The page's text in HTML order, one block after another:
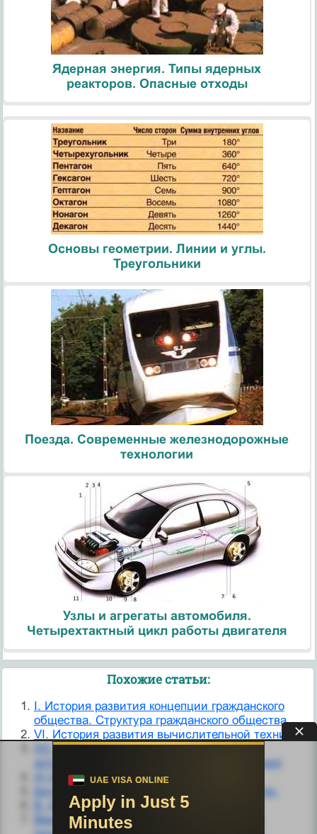
Ядерная энергия. Типы ядерных
реакторов. Опасные отходы
Основы геометрии. Линии и углы.
Треугольники
Поезда. Современные железнодорожные
технологии
Узлы и агрегаты автомобиля.
Четырехтактный цикл работы двигателя
Похожие статьи:
I. История развития концепции гражданского
общества. Структура гражданского общества.
VI. История развития вычислительной техники
XX. Краткая история и классификация
алгоритмических языков программирования
А) История Синодального перевода.
Билет № 27. Геологическая история Земли.
В. Иванов. История этики средних веков
Введение в науку «Педиатрия». История